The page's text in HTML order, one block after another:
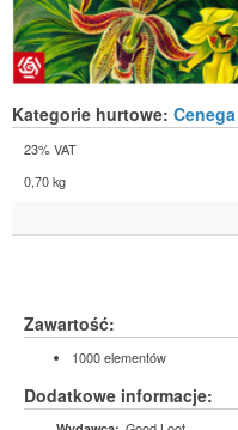
Kategorie hurtowe: Cenega
23% VAT
0,70 kg
Zawartość:
1000 elementów
Dodatkowe informacje: